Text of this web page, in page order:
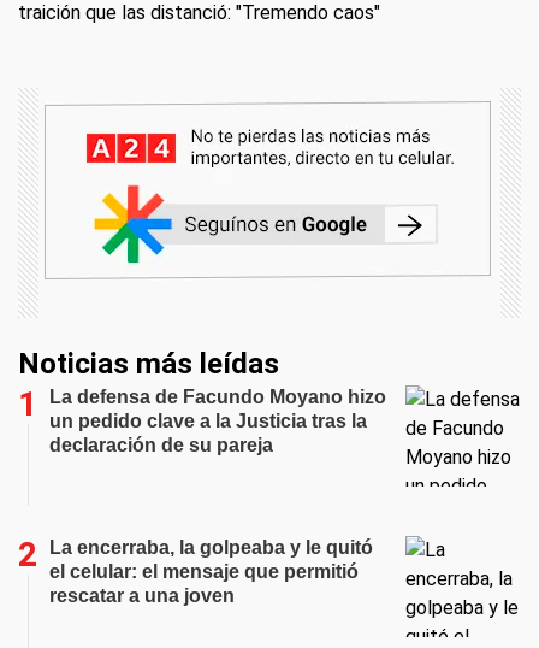
traición que las distanció: "Tremendo caos"
Noticias más leídas
La defensa de Facundo Moyano hizo
un pedido clave a la Justicia tras la
declaración de su pareja
La encerraba, la golpeaba y le quitó
el celular: el mensaje que permitió
rescatar a una joven